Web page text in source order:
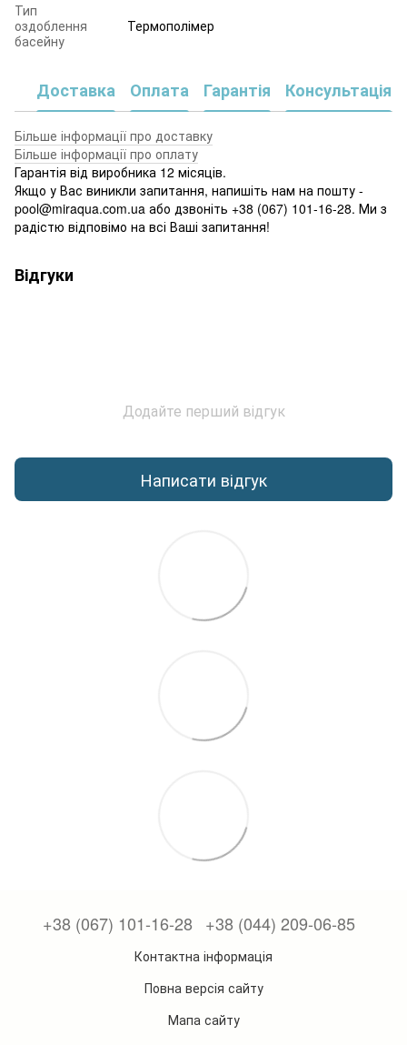
Тип
оздоблення
басейну
Термополімер
Доставка Оплата Гарантія Консультація
Більше інформації про доставку
Більше інформації про оплату
Гарантія від виробника 12 місяців.
Якщо у Вас виникли запитання, напишіть нам на пошту -
pool@miraqua.com.ua або дзвоніть +38 (067) 101-16-28. Ми з
радістю відповімо на всі Ваші запитання!
Відгуки
Додайте перший відгук
Написати відгук
+38 (067) 101-16-28 +38 (044) 209-06-85
Контактна інформація
Повна версія сайту
Мапа сайту